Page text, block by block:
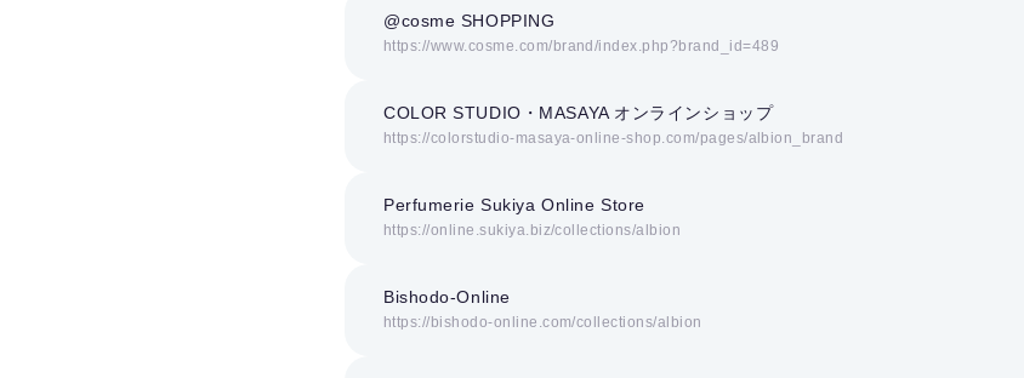
@cosme SHOPPING
https://www.cosme.com/brand/index.php?brand_id=489
COLOR STUDIO・MASAYA オンラインショップ
https://colorstudio-masaya-online-shop.com/pages/albion_brand
Perfumerie Sukiya Online Store
https://online.sukiya.biz/collections/albion
Bishodo-Online
https://bishodo-online.com/collections/albion